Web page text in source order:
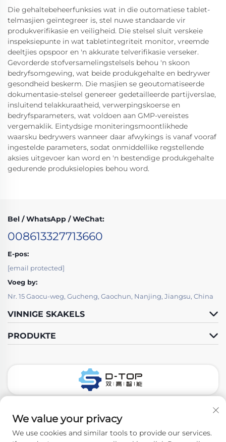
Die gehaltebeheerfunksies wat in die outomatiese tablet-
telmasjien geïntegreer is, stel nuwe standaarde vir
produkverifikasie en veiligheid. Die stelsel sluit verskeie
inspeksiepunte in wat tabletintegriteit monitor, vreemde
deeltjies opspoor en 'n akkurate telverifikasie verseker.
Gevorderde stofversamelingstelsels behou 'n skoon
bedryfsomgewing, wat beide produkgehalte en bedrywer
gesondheid beskerm. Die masjien se geoutomatiseerde
dokumentasie-stelsel genereer gedetailleerde partijverslae,
insluitend telakkuraatheid, verwerpingskoerse en
bedryfsparameters, wat voldoen aan GMP-vereistes
vergemaklik. Eintydsige moniteringsmoontlikhede
waarsku bedrywers wanneer daar afwykings is vanaf vooraf
ingestelde parameters, sodat onmiddellike regstellende
aksies uitgevoer kan word en 'n bestendige produkgehalte
gedurende produksielopies behou word.
Bel / WhatsApp / WeChat:
008613327713660
E-pos:
[email protected]
Voeg by:
Nr. 15 Gaocu-weg, Gucheng, Gaochun, Nanjing, Jiangsu, China
VINNIGE SKAKELS
PRODUKTE
We value your privacy
We use cookies and similar tools to provide our services.